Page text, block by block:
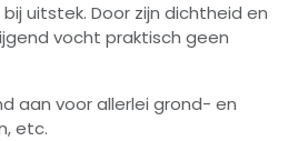
uitstek. Door zijn dichtheid en
vocht praktisch geen
aan voor allerlei grond- en
etc.